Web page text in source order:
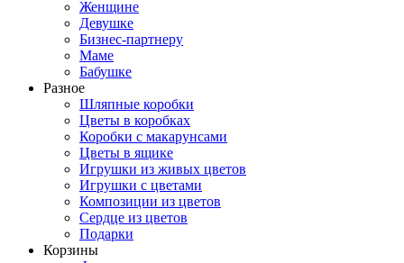
Женщине
Девушке
Бизнес-партнеру
Маме
Бабушке
Разное
Шляпные коробки
Цветы в коробках
Коробки с макарунсами
Цветы в ящике
Игрушки из живых цветов
Игрушки с цветами
Композиции из цветов
Сердце из цветов
Подарки
Корзины